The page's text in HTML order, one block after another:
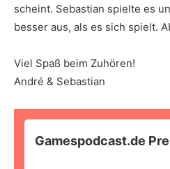
scheint. Sebastian spielte es
besser aus, als es sich spielt.
Viel Spaß beim Zuhören!
André & Sebastian
Gamespodcast.de